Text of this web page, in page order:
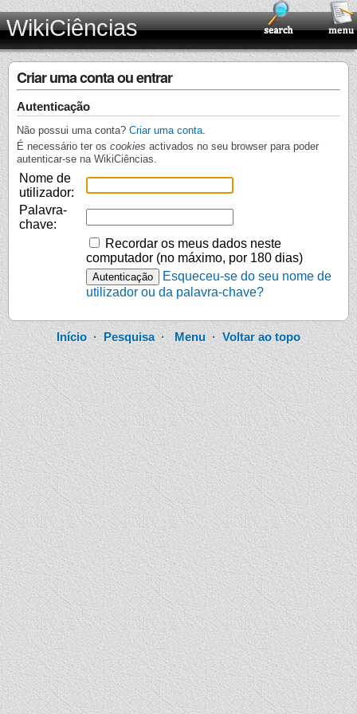
WikiCiências
Criar uma conta ou entrar
Autenticação
Não possui uma conta? Criar uma conta
É necessário ter os cookies activados no seu browser para poder
autenticar-se na WikiCiências.
Nome de
utilizador:
Palavra-
chave:
Recordar os meus dados neste
computador (no máximo, por 180 dias)
Esqueceu-se do seu nome de
utilizador ou da palavra-chave?
Início· Pesquisa·Menu ·Voltar ao topo